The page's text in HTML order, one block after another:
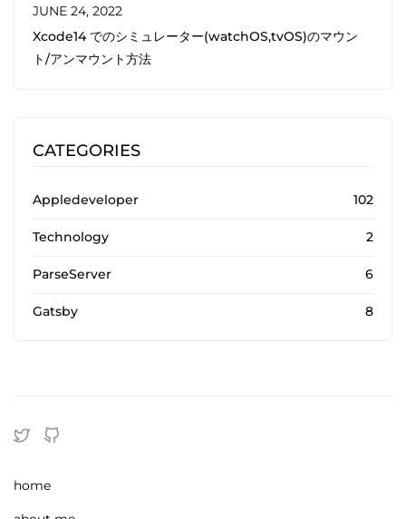
JUNE 24, 2022
Xcode14 でのシミュレーター(watchOS,tvOS)のマウン
ト/アンマウント方法
CATEGORIES
Appledeveloper 102
Technology 2
ParseServer 6
Gatsby 8
home